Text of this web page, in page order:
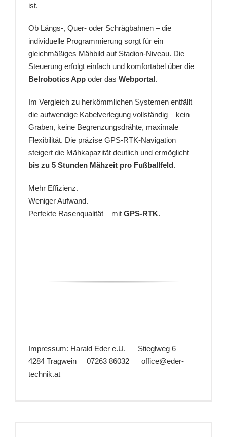
ist.
Ob Längs-, Quer- oder Schrägbahnen – die
individuelle Programmierung sorgt für ein
gleichmäßiges Mähbild auf Stadion-Niveau. Die
Steuerung erfolgt einfach und komfortabel über die
Belrobotics Appoder das Webportal.
Im Vergleich zu herkömmlichen Systemen entfällt
die aufwendige Kabelverlegung vollständig – kein
Graben, keine Begrenzungsdrähte, maximale
Flexibilität. Die präzise GPS-RTK-Navigation
steigert die Mähkapazität deutlich und ermöglicht
bis zu 5 Stunden Mähzeit pro Fußballfeld.
Mehr Effizienz.
Weniger Aufwand.
Perfekte Rasenqualität – mit GPS-RTK.
Impressum: Harald Eder e.U. Stieglweg 6
4284 Tragwein 07263 86032office@eder-
technik.at